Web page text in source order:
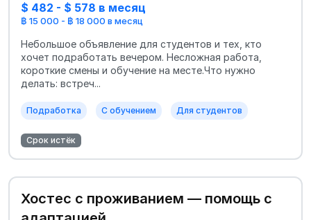
$ 482 - $ 578 в месяц
฿ 15 000 - ฿ 18 000 в месяц
Небольшое объявление для студентов и тех, кто
хочет подработать вечером. Несложная работа,
короткие смены и обучение на месте.Что нужно
делать: встреч...
Подработка С обучением Для студентов
Срок истёк
Хостес с проживанием — помощь с